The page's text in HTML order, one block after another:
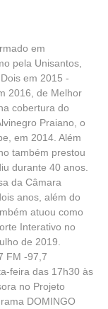
em
pela Unisantos,
em 2015 -
2016, de Melhor
cobertura do
Praiano, o
em 2014. Além
também prestou
durante 40 anos.
da Câmara
anos, além do
atuou como
Interativo no
de 2019.
FM -97,7
feira das 17h30 às
no Projeto
DOMINGO